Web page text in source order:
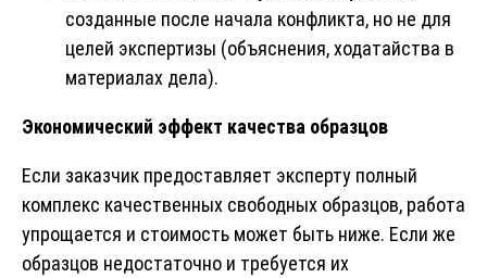
созданные после начала конфликта, но не для
целей экспертизы (объяснения, ходатайства в
материалах дела).
Экономический эффект качества образцов
Если заказчик предоставляет эксперту полный
комплекс качественных свободных образцов, работа
упрощается и стоимость может быть ниже. Если же
образцов недостаточно и требуется их